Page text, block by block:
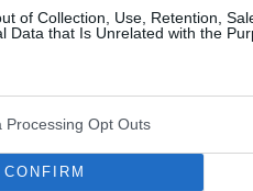
of Collection, Use, Retention,
Data that Is Unrelated with the
Processing Opt Outs
CONFIRM
i pilotażowe badania
chorych na
którzy przechodzą
być więcej, niż
pilotażowym programie